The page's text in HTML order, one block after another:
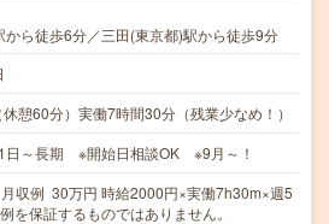
から徒歩6分／三田(東京都)駅から徒歩9分
憩60分）実働7時間30分（残業少なめ！）
日～長期 ※開始日相談OK ※9月～！
収例 30万円 時給2000円×実働7h30m×週5
を保証するものではありません。